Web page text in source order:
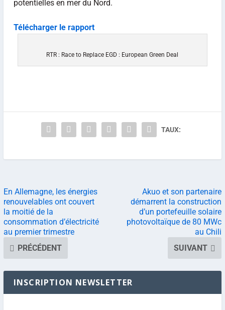
potentielles en mer du Nord.
Télécharger le rapport
RTR : Race to Replace EGD : European Green Deal
TAUX:
En Allemagne, les énergies
renouvelables ont couvert
la moitié de la
consommation d’électricité
au premier trimestre
PRÉCÉDENT
Akuo et son partenaire
démarrent la construction
d’un portefeuille solaire
photovoltaïque de 80 MWc
au Chili
SUIVANT
INSCRIPTION NEWSLETTER